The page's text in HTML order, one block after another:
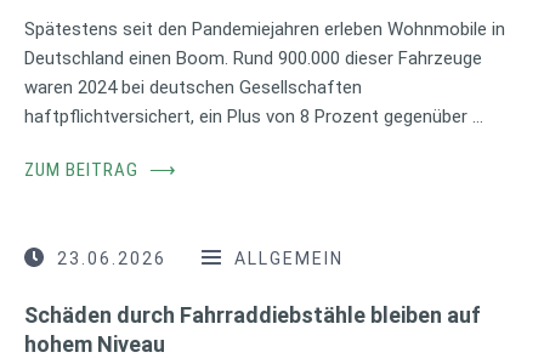
Spätestens seit den Pandemiejahren erleben Wohnmobile in
Deutschland einen Boom. Rund 900.000 dieser Fahrzeuge
waren 2024 bei deutschen Gesellschaften
haftpflichtversichert, ein Plus von 8 Prozent gegenüber …
ZUM BEITRAG ⟶
23.06.2026 ALLGEMEIN
Schäden durch Fahrraddiebstähle bleiben auf
hohem Niveau